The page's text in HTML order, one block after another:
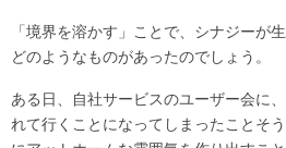
「境界を溶かす」ことで、シナジーが
どのようなものがあったのでしょう。
ある日、自社サービスのユーザー会に
れて行くことになってしまったことそ